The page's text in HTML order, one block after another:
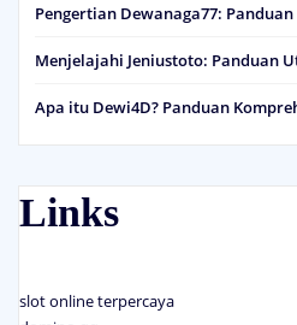
Pengertian Dewanaga77:
Menjelajahi Jeniustoto: Panduan
Apa itu Dewi4D? Panduan
Links
slot online terpercaya